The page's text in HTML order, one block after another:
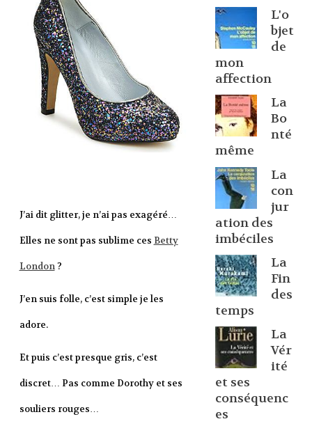
J’ai dit glitter, je n’ai pas exagéré…
Elles ne sont pas sublime ces Betty
London?
J’en suis folle, c’est simple je les
adore.
Et puis c’est presque gris, c’est
discret… Pas comme Dorothy et ses
souliers rouges…
L'o
bjet
de
mon
affection
La
Bo
nté
même
La
con
jur
ation des
imbéciles
La
Fin
des
temps
La
Vér
ité
et ses
conséquenc
es